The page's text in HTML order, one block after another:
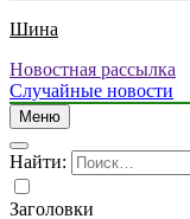
Шина
Новостная рассылка
Случайные новости
Меню
Найти:
Заголовки